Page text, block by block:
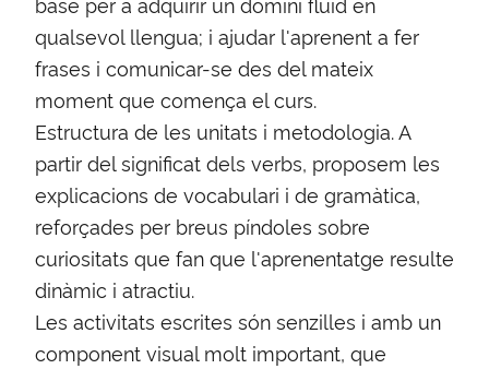
qualsevol llengua; i ajudar l'aprenent a fer
frases i comunicar-se des del mateix
moment que comença el curs.
Estructura de les unitats i metodologia. A
partir del significat dels verbs, proposem les
explicacions de vocabulari i de gramàtica,
reforçades per breus píndoles sobre
curiositats que fan que l'aprenentatge resulte
dinàmic i atractiu.
Les activitats escrites són senzilles i amb un
component visual molt important, que